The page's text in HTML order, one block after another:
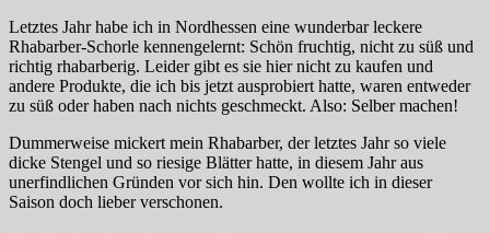
Letztes Jahr habe ich in Nordhessen eine wunderbar leckere
Rhabarber-Schorle kennengelernt: Schön fruchtig, nicht zu süß und
richtig rhabarberig. Leider gibt es sie hier nicht zu kaufen und
andere Produkte, die ich bis jetzt ausprobiert hatte, waren entweder
zu süß oder haben nach nichts geschmeckt. Also: Selber machen!
Dummerweise mickert mein Rhabarber, der letztes Jahr so viele
dicke Stengel und so riesige Blätter hatte, in diesem Jahr aus
unerfindlichen Gründen vor sich hin. Den wollte ich in dieser
Saison doch lieber verschonen.